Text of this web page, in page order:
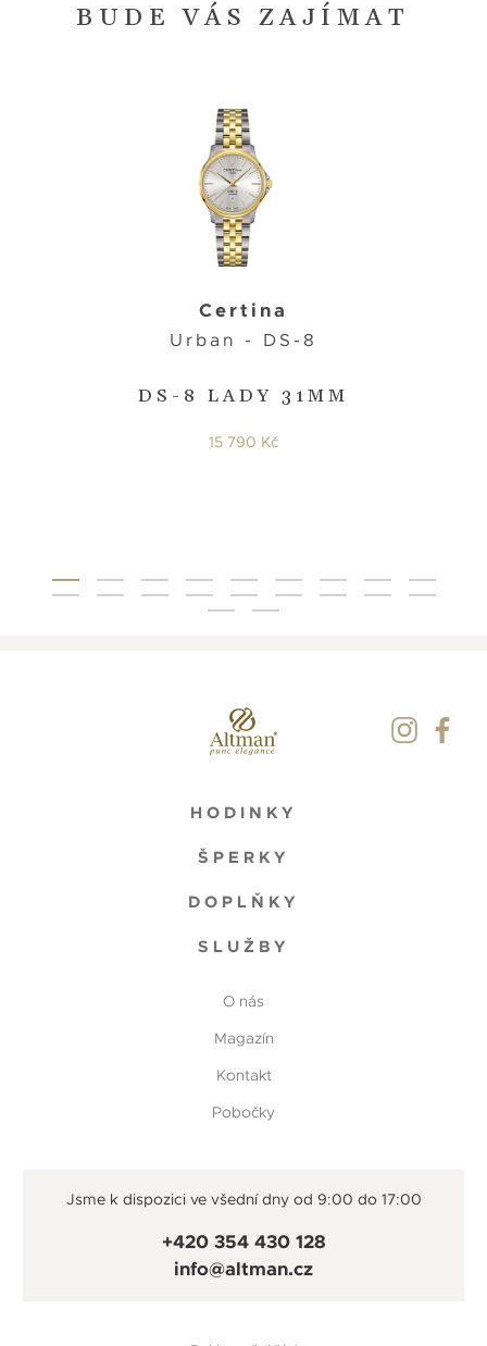
BUDE VÁS ZAJÍMAT
DS-8 LADY 31MM
Certina
Urban - DS-8
15 790 Kč
HODINKY
ŠPERKY
DOPLŇKY
SLUŽBY
O nás
Magazín
Kontakt
Pobočky
Jsme k dispozici ve všední dny od 9:00 do 17:00
+420 354 430 128
info@altman.cz